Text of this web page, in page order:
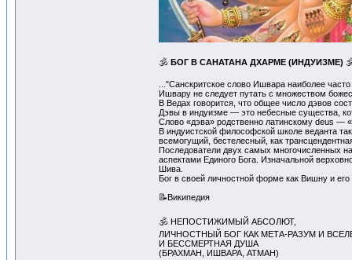
🕉 БОГ В САНАТАНА ДХАРМЕ (ИНДУИЗМЕ)
..."Санскритское слово Ишвара наиболее
Ишвару не следует путать с множеством
В Ведах говорится, что общее число дэвов
Дэвы в индуизме — это небесные существа,
Слово «дэва» родственно латинскому deus —
В индуистской философской школе веданта
всемогущий, бестелесный, как
Последователи двух самых многочисленных
аспектами Единого Бога. Изначальной
Шива.
Бог в своей личностной форме как Вишну и
📝Википедия
🕉 НЕПОСТИЖИМЫЙ АБСОЛЮТ,
ЛИЧНОСТНЫЙ БОГ КАК МЕТА-РАЗУМ И
И БЕССМЕРТНАЯ ДУША
(БРАХМАН, ИШВАРА, АТМАН)